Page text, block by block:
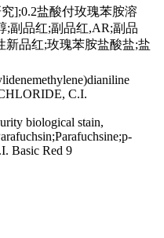
];0.2盐酸付玫瑰苯胺溶
;副品红;副品红,AR;副品
新品红;玫瑰苯胺盐酸盐;盐
C.I.
biological stain,
Basic Red 9